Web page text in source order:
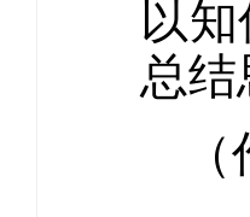
以
总结